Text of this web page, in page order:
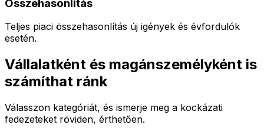
Összehasonlítás
Teljes piaci összehasonlítás új igények és évfordulók
esetén.
Vállalatként és magánszemélyként is
számíthat ránk
Válasszon kategóriát, és ismerje meg a kockázati
fedezeteket röviden, érthetően.